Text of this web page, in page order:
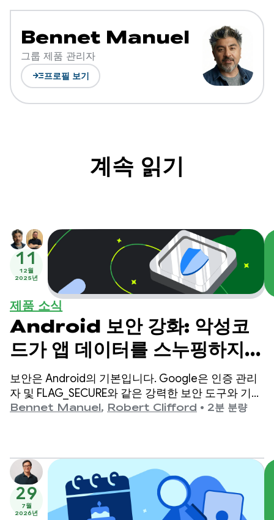
Bennet Manuel
그룹 제품 관리자
read_more프로필 보기
계속 읽기
11
12월
2025년
제품 소식
Android 보안 강화: 악성코
드가 앱 데이터를 스누핑하지
못하도록 차단
보안은 Android의 기본입니다. Google은 인증 관리
자 및 FLAG_SECURE와 같은 강력한 보안 도구와 기능
을 제공하여 플랫폼을 안전하게 유지하고 사용자 데
Bennet Manuel, Robert Clifford • 2분 분량
29
7월
2026년